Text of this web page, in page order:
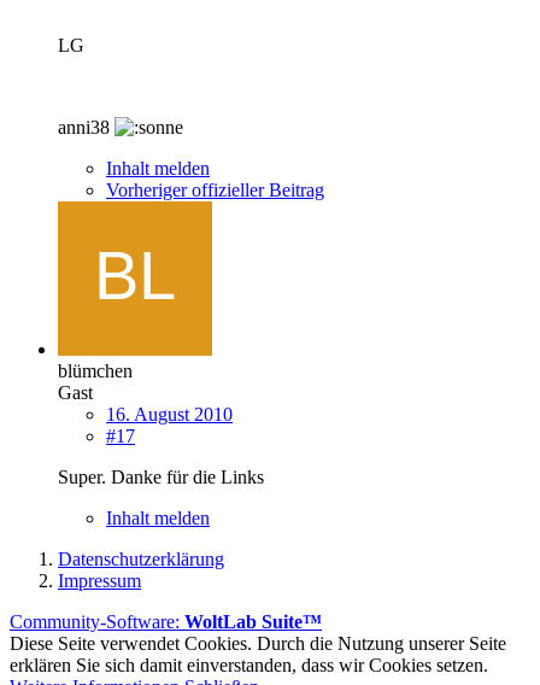
LG
anni38
Inhalt melden
Vorheriger offizieller Beitrag
blümchen
Gast
16. August 2010
#17
Super. Danke für die Links
Inhalt melden
Datenschutzerklärung
Impressum
Community-Software: WoltLab Suite™
Diese Seite verwendet Cookies. Durch die Nutzung unserer Seite
erklären Sie sich damit einverstanden, dass wir Cookies setzen.